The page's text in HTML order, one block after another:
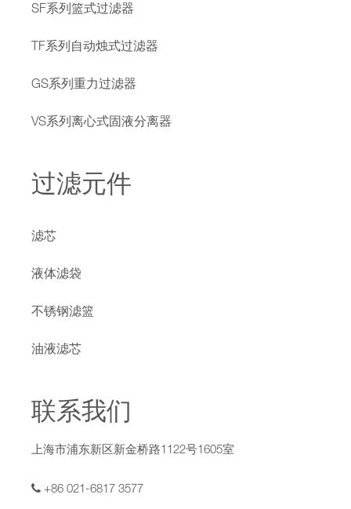
SF系列篮式过滤器
TF系列自动烛式过滤器
GS系列重力过滤器
VS系列离心式固液分离器
过滤元件
滤芯
液体滤袋
不锈钢滤篮
油液滤芯
联系我们
上海市浦东新区新金桥路1122号1605室
+86 021-6817 3577